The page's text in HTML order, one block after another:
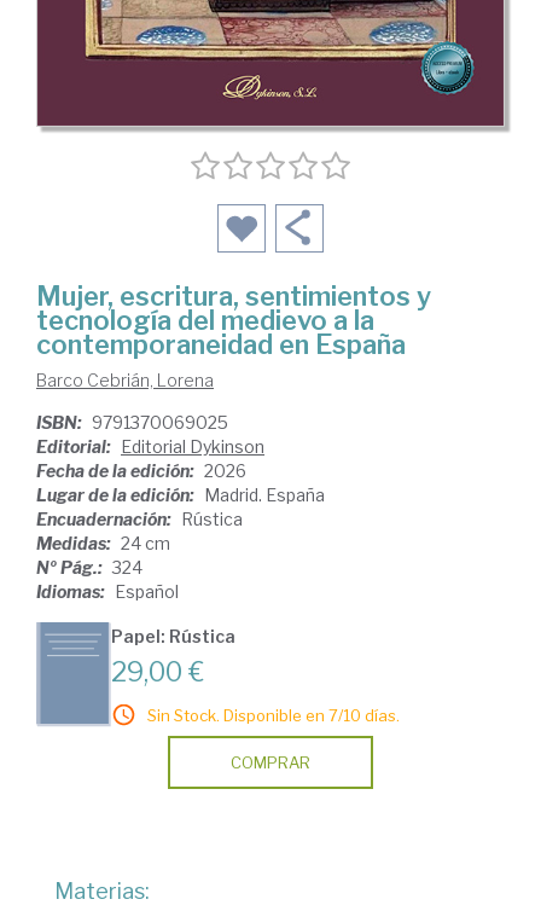
Mujer, escritura, sentimientos y
tecnología del medievo a la
contemporaneidad en España
Barco Cebrián, Lorena
ISBN: 9791370069025
Editorial: Editorial Dykinson
Fecha de la edición: 2026
Lugar de la edición: Madrid. España
Encuadernación: Rústica
Medidas: 24 cm
Nº Pág.: 324
Idiomas: Español
Papel: Rústica
29,00 €
Sin Stock. Disponible en 7/10 días.
COMPRAR
Materias: